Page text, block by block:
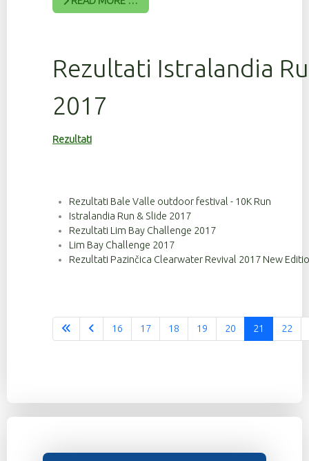
Rezultati Istralandia
2017
Rezultati
Rezultati Bale Valle outdoor festival - 10K Run
Istralandia Run & Slide 2017
Rezultati Lim Bay Challenge 2017
Lim Bay Challenge 2017
Rezultati Pazinčica Clearwater Revival 2017 New
16 17 18 19 20 21 22